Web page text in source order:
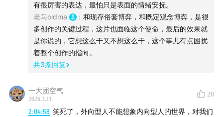
渣男莎士比亚
社畜莎士比亚
真神不怕碰瓷
01:07:46赵婷所有电影都是创伤电影
大屠杀电影
中国伤痕电影也是一种创伤电影
有很厉害的表达，最怕只是表面的情绪安抚。
老马oldma
: 和现存俗套博弈，和既定观念博弈，是很
多创作的关键过程，这片也面临这个使命，最后的效果就
是你说的，它想这么干又不想这么干，这个事儿有点困扰
着整个创作的指向。
共3条回复
一大团空气
2026.3.11
20
2:04:58 笑死了，外向型人不能想象内向型人的世界，对我们